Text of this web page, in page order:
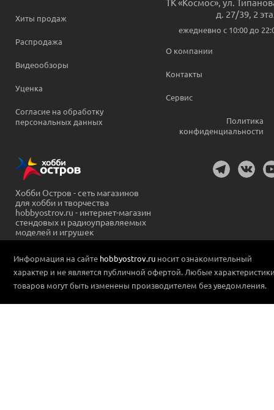
Хиты продаж
Распродажа
Видеообзоры
Уценка
Согласие на обработку
персональных данных
д. 27/39, 2
ежедневно c 10:00 до
О компании
Контакты
Сервис
Политика
конфиденциальности
Хобби Остров - сеть магазинов
для хобби и творчества
hobbyostrov.ru - интернет-магазин
стендовых и радиоуправляемых
моделей и игрушек
Информация на сайте hobbyostrov.ru носит ознакомительный
характер и не является публичной офертой. Любые
товаров могут быть изменены производителем без уведомления.